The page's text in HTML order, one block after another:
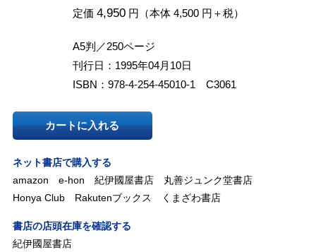
定価 4,950円（本体 4,500 円＋税）
A5判／250ページ
刊行日：1995年04月10日
ISBN：978-4-254-45010-1 C3061
カートに入れる
ネット書店で購入する
amazon
e-hon 紀伊國屋書店
丸善ジュンク堂書店
Honya Club
Rakutenブックス くまざわ書店
書店の店頭在庫を確認する
紀伊國屋書店